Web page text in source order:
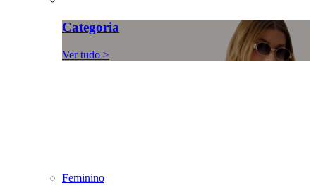
Categoria
Ver tudo >
Feminino